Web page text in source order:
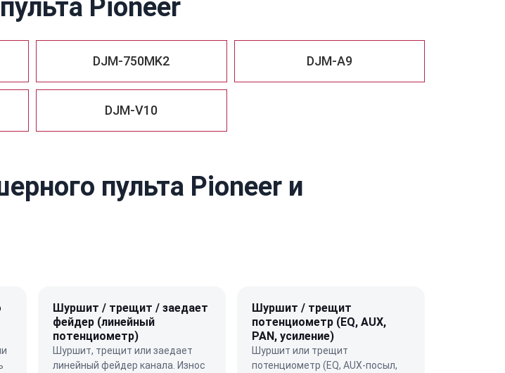
Pioneer
DJM-750MK2 DJM-A9
DJM-V10
пульта Pioneer и
Шуршит / трещит / заедает
фейдер (линейный
потенциометр)
Шуршит, трещит или заедает
линейный фейдер канала. Износ
Шуршит / трещит
потенциометр (EQ, AUX,
PAN, усиление)
Шуршит или трещит
потенциометр (EQ, AUX-посыл,